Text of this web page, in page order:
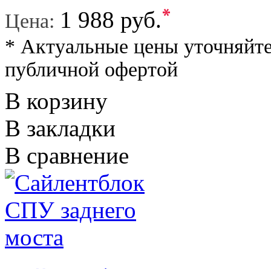
Цена: 1 988 руб.*
* Актуальные цены
публичной офертой
В корзину
В закладки
В сравнение